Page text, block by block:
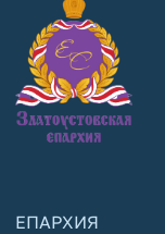
ЕПАРХИЯ